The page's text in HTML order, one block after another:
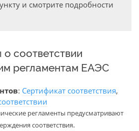
и смотрите подробности
соответствии
регламентам ЕАЭС
: Сертификат соответствия,
регламенты предусматривают
соответствия.